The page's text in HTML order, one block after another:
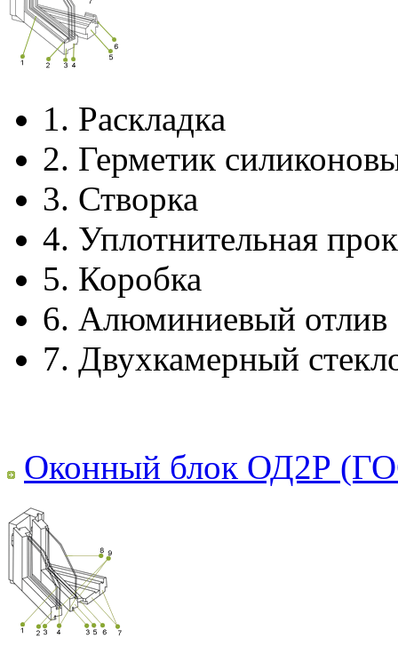
1. Раскладка
2. Герметик
3. Створка
4. Уплотнительная
5. Коробка
6. Алюминиевый отлив
7. Двухкамерный
Оконный блок ОД2Р